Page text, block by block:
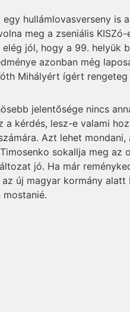
hullámlovasverseny is
meg a zseniális
jól, hogy a 99. helyük
azonban még
Mihályért ígért
jelentősége nincs
a kérdés, lesz-e valami
Azt lehet
sokallja meg
jó. Ha már
új magyar kormány